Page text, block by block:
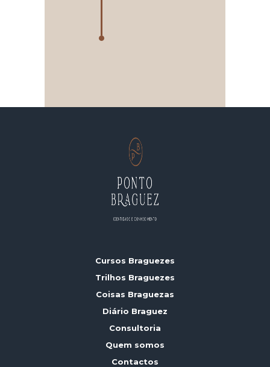
Cursos Braguezes
Trilhos Braguezes
Coisas Braguezas
Diário Braguez
Consultoria
Quem somos
Contactos